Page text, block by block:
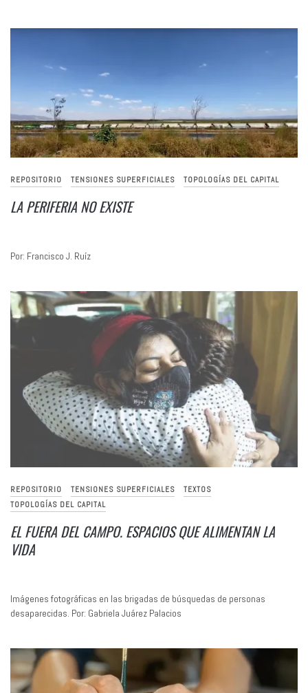
REPOSITORIO TENSIONES SUPERFICIALES TOPOLOGÍAS DEL CAPITAL
LA PERIFERIA NO EXISTE
Por: Francisco J. Ruíz
REPOSITORIO TENSIONES SUPERFICIALES
TEXTOS
TOPOLOGÍAS DEL CAPITAL
EL FUERA DEL CAMPO. ESPACIOS QUE ALIMENTAN LA
VIDA
Imágenes fotográficas en las brigadas de búsquedas de personas
desaparecidas. Por: Gabriela Juárez Palacios